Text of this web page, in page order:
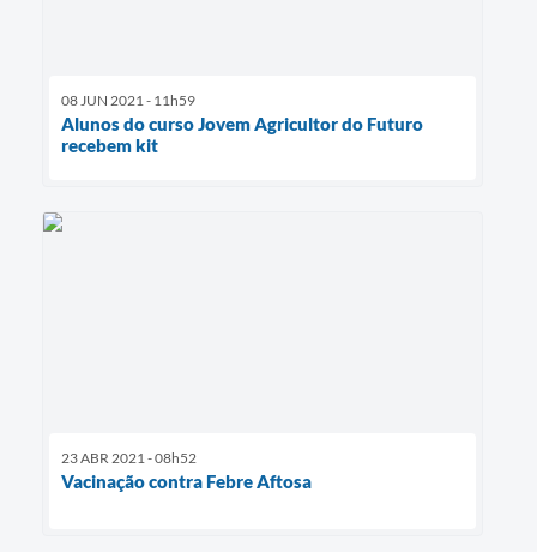
08 JUN 2021 - 11h59
Alunos do curso Jovem Agricultor do Futuro
recebem kit
23 ABR 2021 - 08h52
Vacinação contra Febre Aftosa